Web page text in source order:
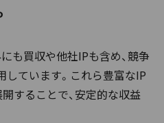
も買収や他社IPも含め、競争
しています。これら豊富なIP
開することで、安定的な収益